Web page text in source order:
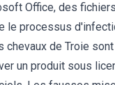
Office, des
processus
de Troie
un produit sous